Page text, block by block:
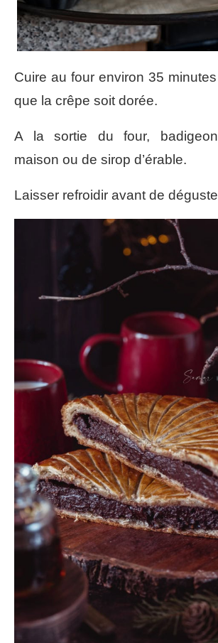
Cuire au four environ 35
que la crêpe soit dorée.
A la sortie du four,
maison ou de sirop d’érable.
Laisser refroidir avant de